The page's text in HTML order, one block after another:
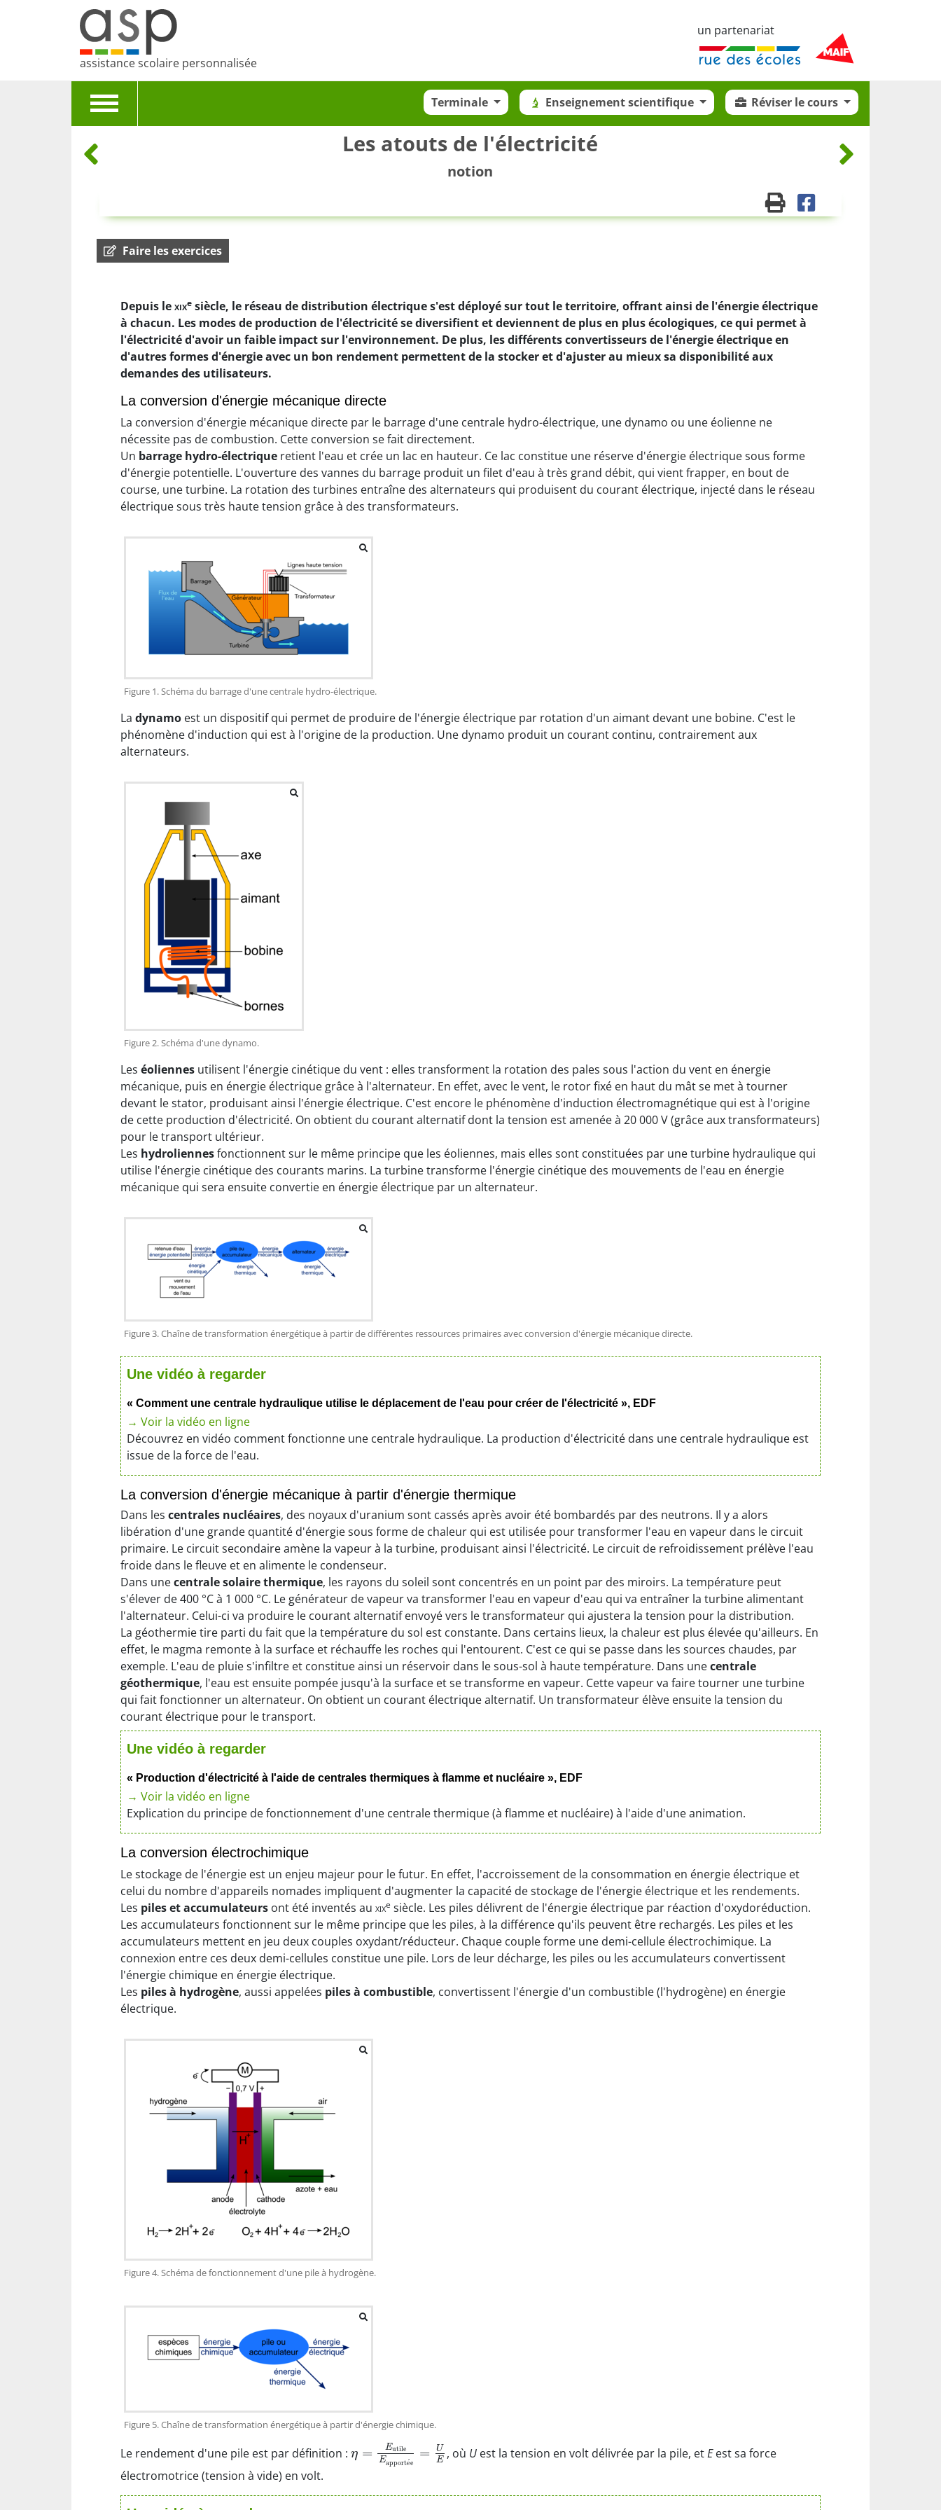
assistance scolaire personnalisée
un partenariat
Toggle
Terminale Enseignement scientifique Réviser le cours
Les atouts de l'électricité
notion
Faire les exercices
Depuis lexixe siècle, le réseau de distribution électrique s'est déployé sur tout le territoire, offrant ainsi de l'énergie électrique
à chacun. Les modes de production de l'électricité se diversifient et deviennent de plus en plus écologiques, ce qui permet à
l'électricité d'avoir un faible impact sur l'environnement. De plus, les différents convertisseurs de l'énergie électrique en
d'autres formes d'énergie avec un bon rendement permettent de la stocker et d'ajuster au mieux sa disponibilité aux
demandes des utilisateurs.
La conversion d'énergie mécanique directe
La conversion d'énergie mécanique directe par le barrage d'une centrale hydro-électrique, une dynamo ou une éolienne ne
nécessite pas de combustion. Cette conversion se fait directement.
Un barrage hydro-électrique retient l'eau et crée un lac en hauteur. Ce lac constitue une réserve d'énergie électrique sous forme
d'énergie potentielle. L'ouverture des vannes du barrage produit un filet d'eau à très grand débit, qui vient frapper, en bout de
course, une turbine. La rotation des turbines entraîne des alternateurs qui produisent du courant électrique, injecté dans le réseau
électrique sous très haute tension grâce à des transformateurs.
Figure 1. Schéma du barrage d'une centrale hydro-électrique.
La dynamo est un dispositif qui permet de produire de l'énergie électrique par rotation d'un aimant devant une bobine. C'est le
phénomène d'induction qui est à l'origine de la production. Une dynamo produit un courant continu, contrairement aux
alternateurs.
Figure 2. Schéma d'une dynamo.
Les éoliennes utilisent l'énergie cinétique du vent : elles transforment la rotation des pales sous l'action du vent en énergie
mécanique, puis en énergie électrique grâce à l'alternateur. En effet, avec le vent, le rotor fixé en haut du mât se met à tourner
devant le stator, produisant ainsi l'énergie électrique. C'est encore le phénomène d'induction électromagnétique qui est à l'origine
de cette production d'électricité. On obtient du courant alternatif dont la tension est amenée à 20 000 V (grâce aux transformateurs)
pour le transport ultérieur.
Les hydroliennesfonctionnent sur le même principe que les éoliennes, mais elles sont constituées par une turbine hydraulique qui
utilise l'énergie cinétique des courants marins. La turbine transforme l'énergie cinétique des mouvements de l'eau en énergie
mécanique qui sera ensuite convertie en énergie électrique par un alternateur.
Figure 3. Chaîne de transformation énergétique à partir de différentes ressources primaires avec conversion d'énergie mécanique directe.
Une vidéo à regarder
« Comment une centrale hydraulique utilise le déplacement de l'eau pour créer de l'électricité », EDF
→ Voir la vidéo en ligne
Découvrez en vidéo comment fonctionne une centrale hydraulique. La production d'électricité dans une centrale hydraulique est
issue de la force de l'eau.
La conversion d'énergie mécanique à partir d'énergie thermique
Dans les centrales nucléaires, des noyaux d'uranium sont cassés après avoir été bombardés par des neutrons. Il y a alors
libération d'une grande quantité d'énergie sous forme de chaleur qui est utilisée pour transformer l'eau en vapeur dans le circuit
primaire. Le circuit secondaire amène la vapeur à la turbine, produisant ainsi l'électricité. Le circuit de refroidissement prélève l'eau
froide dans le fleuve et en alimente le condenseur.
Dans unecentrale solaire thermique, les rayons du soleil sont concentrés en un point par des miroirs. La température peut
s'élever de 400 °C à 1 000 °C. Le générateur de vapeur va transformer l'eau en vapeur d'eau qui va entraîner la turbine alimentant
l'alternateur. Celui-ci va produire le courant alternatif envoyé vers le transformateur qui ajustera la tension pour la distribution.
La géothermie tire parti du fait que la température du sol est constante. Dans certains lieux, la chaleur est plus élevée qu'ailleurs. En
effet, le magma remonte à la surface et réchauffe les roches qui l'entourent. C'est ce qui se passe dans les sources chaudes, par
exemple. L'eau de pluie s'infiltre et constitue ainsi un réservoir dans le sous-sol à haute température. Dans unecentrale
géothermique, l'eau est ensuite pompée jusqu'à la surface et se transforme en vapeur. Cette vapeur va faire tourner une turbine
qui fait fonctionner un alternateur. On obtient un courant électrique alternatif. Un transformateur élève ensuite la tension du
courant électrique pour le transport.
Une vidéo à regarder
« Production d'électricité à l'aide de centrales thermiques à flamme et nucléaire », EDF
→ Voir la vidéo en ligne
Explication du principe de fonctionnement d'une centrale thermique (à flamme et nucléaire) à l'aide d'une animation.
La conversion électrochimique
Le stockage de l'énergie est un enjeu majeur pour le futur. En effet, l'accroissement de la consommation en énergie électrique et
celui du nombre d'appareils nomades impliquent d'augmenter la capacité de stockage de l'énergie électrique et les rendements.
Les piles et accumulateurs ont été inventés au xixe siècle. Les piles délivrent de l'énergie électrique par réaction d'oxydoréduction.
Les accumulateurs fonctionnent sur le même principe que les piles, à la différence qu'ils peuvent être rechargés. Les piles et les
accumulateurs mettent en jeu deux couples oxydant/réducteur. Chaque couple forme une demi-cellule électrochimique. La
connexion entre ces deux demi-cellules constitue une pile. Lors de leur décharge, les piles ou les accumulateurs convertissent
l'énergie chimique en énergie électrique.
Les piles à hydrogène, aussi appelées piles à combustible, convertissent l'énergie d'un combustible (l'hydrogène) en énergie
électrique.
Figure 4. Schéma de fonctionnement d'une pile à hydrogène.
Figure 5. Chaîne de transformation énergétique à partir d'énergie chimique.
Le rendement d'une pile est par définition : η = Eutile
Eapporte
´e
=
U
E , où U est la tension en volt délivrée par la pile, etEest sa force
électromotrice (tension à vide) en volt.